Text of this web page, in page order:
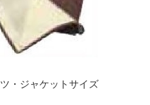
・ジャケットサイズ